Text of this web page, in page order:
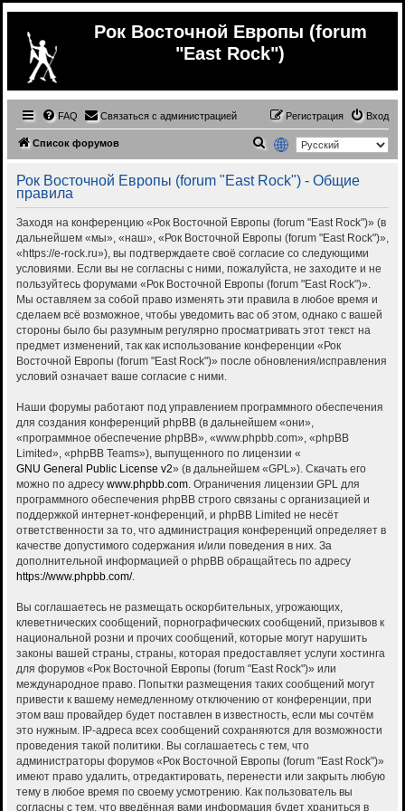
Рок Восточной Европы (forum
"East Rock")
FAQ Связаться с администрацией Вход
Регистрация
Список форумов
и
с
к
Рок Восточной Европы (forum "East Rock") - Общие
правила
Заходя на конференцию «Рок Восточной Европы (forum "East Rock")» (в
дальнейшем «мы», «наш», «Рок Восточной Европы (forum "East Rock")»,
«https://e-rock.ru»), вы подтверждаете своё согласие со следующими
условиями. Если вы не согласны с ними, пожалуйста, не заходите и не
пользуйтесь форумами «Рок Восточной Европы (forum "East Rock")».
Мы оставляем за собой право изменять эти правила в любое время и
сделаем всё возможное, чтобы уведомить вас об этом, однако с вашей
стороны было бы разумным регулярно просматривать этот текст на
предмет изменений, так как использование конференции «Рок
Восточной Европы (forum "East Rock")» после обновления/исправления
условий означает ваше согласие с ними.
Наши форумы работают под управлением программного обеспечения
для создания конференций phpBB (в дальнейшем «они»,
«программное обеспечение phpBB», «www.phpbb.com», «phpBB
Limited», «phpBB Teams»), выпущенного по лицензии «
GNU General Public License v2» (в дальнейшем «GPL»). Скачать его
можно по адресу www.phpbb.com. Ограничения лицензии GPL для
программного обеспечения phpBB строго связаны с организацией и
поддержкой интернет-конференций, и phpBB Limited не несёт
ответственности за то, что администрация конференций определяет в
качестве допустимого содержания и/или поведения в них. За
дополнительной информацией о phpBB обращайтесь по адресу
https://www.phpbb.com/.
Вы соглашаетесь не размещать оскорбительных, угрожающих,
клеветнических сообщений, порнографических сообщений, призывов к
национальной розни и прочих сообщений, которые могут нарушить
законы вашей страны, страны, которая предоставляет услуги хостинга
для форумов «Рок Восточной Европы (forum "East Rock")» или
международное право. Попытки размещения таких сообщений могут
привести к вашему немедленному отключению от конференции, при
этом ваш провайдер будет поставлен в известность, если мы сочтём
это нужным. IP-адреса всех сообщений сохраняются для возможности
проведения такой политики. Вы соглашаетесь с тем, что
администраторы форумов «Рок Восточной Европы (forum "East Rock")»
имеют право удалить, отредактировать, перенести или закрыть любую
тему в любое время по своему усмотрению. Как пользователь вы
согласны с тем, что введённая вами информация будет храниться в